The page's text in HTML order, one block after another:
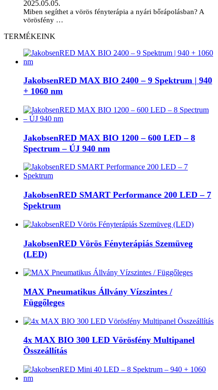
2025.05.05.
Miben segíthet a vörös fényterápia a nyári bőrápolásban? A
vörösfény …
TERMÉKEINK
JakobsenRED MAX BIO 2400 – 9 Spektrum | 940
+ 1060 nm
JakobsenRED MAX BIO 1200 – 600 LED – 8
Spectrum – ÚJ 940 nm
JakobsenRED SMART Performance 200 LED – 7
Spektrum
JakobsenRED Vörös Fényterápiás Szemüveg
(LED)
MAX Pneumatikus Állvány Vízszintes /
Függőleges
4x MAX BIO 300 LED Vörösfény Multipanel
Összeállítás